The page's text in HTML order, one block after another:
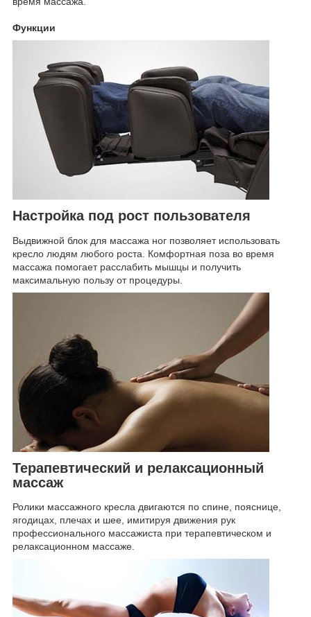
Функции
Настройка под рост пользователя
Выдвижной блок для массажа ног позволяет использовать
кресло людям любого роста. Комфортная поза во время
массажа помогает расслабить мышцы и получить
максимальную пользу от процедуры.
Терапевтический и релаксационный
массаж
Ролики массажного кресла двигаются по спине, пояснице,
ягодицах, плечах и шее, имитируя движения рук
профессионального массажиста при терапевтическом и
релаксационном массаже.